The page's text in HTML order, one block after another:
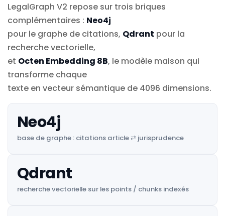
LegalGraph V2 repose sur trois briques
complémentaires : Neo4j
pour le graphe de citations, Qdrant pour la
recherche vectorielle,
et Octen Embedding 8B, le modèle maison qui
transforme chaque
texte en vecteur sémantique de 4096 dimensions.
Neo4j
base de graphe : citations article ⇄ jurisprudence
Qdrant
recherche vectorielle sur les points / chunks indexés